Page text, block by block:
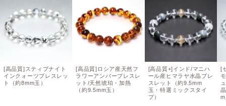
[高品質]スティブナイト
インクォーツブレスレッ
ト（約8mm玉）
[高品質]ロシア産天然フ
ラワーアンバーブレスレ
ット/天然琥珀・加熱
（約9.5mm玉）
[高品質+]インド/マニハ
ール産ヒマラヤ水晶ブレ
スレット（約9.5mm
玉・特選ミックスタイ
プ）
[